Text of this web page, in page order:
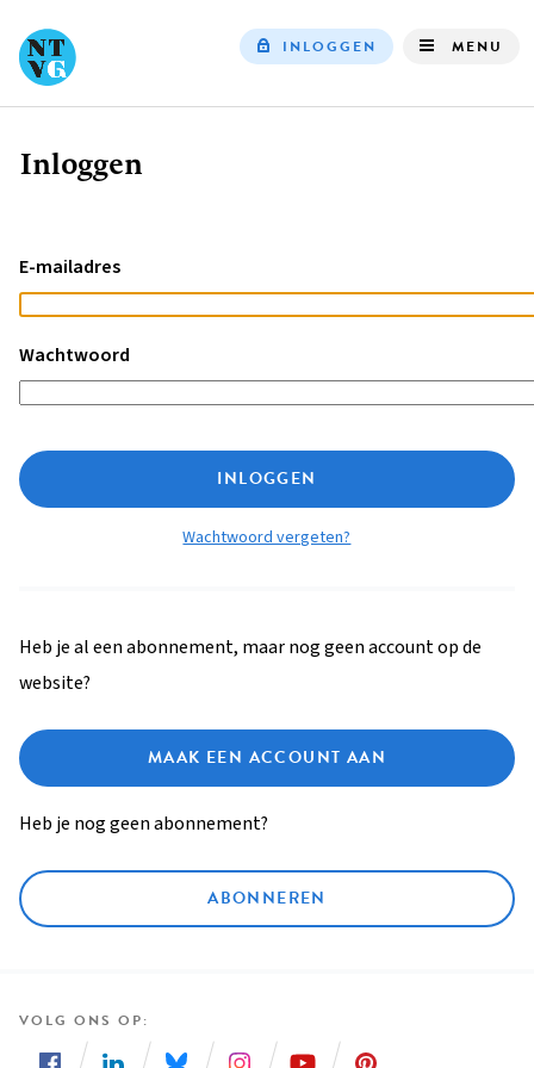
INLOGGEN MENU
Kruimelpad
Inloggen
E-mailadres
Wachtwoord
INLOGGEN
Wachtwoord vergeten?
Heb je al een abonnement, maar nog geen account op de
website?
MAAK EEN ACCOUNT AAN
Heb je nog geen abonnement?
ABONNEREN
VOLG ONS OP